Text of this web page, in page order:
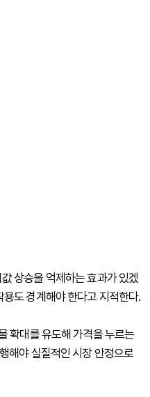
상승을 억제하는 효과가 있겠
도 경계해야 한다고 지적한다.
확대를 유도해 가격을 누르는
해야 실질적인 시장 안정으로